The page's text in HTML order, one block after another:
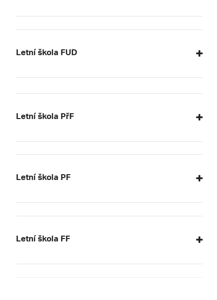
Letní škola FUD
Letní škola PřF
Letní škola PF
Letní škola FF